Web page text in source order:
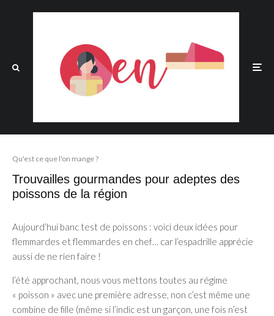
Qu'est ce que l'on mange ?
Trouvailles gourmandes pour adeptes des
poissons de la région
Aujourd’hui banc test de poissons : voici deux idées pour
flemmardes et flemmardes en chef… car l’espadrille apprécie
aussi de ne rien faire !
l’été approchant, nous vous mettons toutes au régime
« poisson » avec une première adresse, non c’est même une
combine de fille (même si l’indic est un garçon, une fois n’est